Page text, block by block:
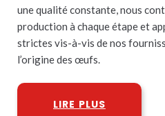
une qualité constante, nous
production à chaque étape et
strictes vis-à-vis de nos
l’origine des œufs.
LIRE PLUS